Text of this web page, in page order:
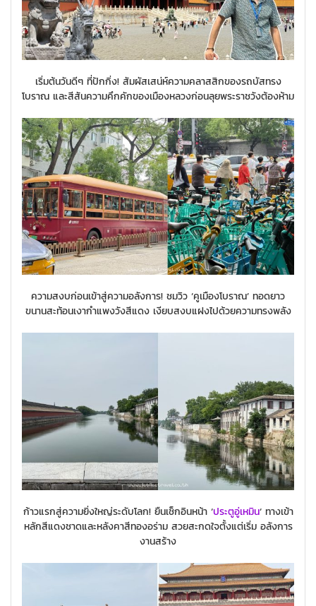
เริ่มต้นวันดีๆ ที่ปักกิ่ง! สัมผัสเสน่ห์ความคลาสสิกของรถบัสทรง
โบราณ และสีสันความคึกคักของเมืองหลวงก่อนลุยพระราชวังต้องห้าม
ความสงบก่อนเข้าสู่ความอลังการ! ชมวิว ‘คูเมืองโบราณ’ ทอดยาว
ขนานสะท้อนเงากำแพงวังสีแดง เงียบสงบแฝงไปด้วยความทรงพลัง
ก้าวแรกสู่ความยิ่งใหญ่ระดับโลก! ยืนเช็กอินหน้า ‘ประตูอู่เหมิน‘ ทางเข้า
หลักสีแดงชาดและหลังคาสีทองอร่าม สวยสะกดใจตั้งแต่เริ่ม อลังการ
งานสร้าง